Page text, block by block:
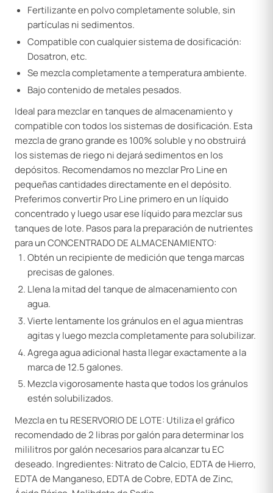
Fertilizante en polvo completamente soluble, sin
partículas ni sedimentos.
Compatible con cualquier sistema de dosificación:
Dosatron, etc.
Se mezcla completamente a temperatura ambiente.
Bajo contenido de metales pesados.
Ideal para mezclar en tanques de almacenamiento y
compatible con todos los sistemas de dosificación. Esta
mezcla de grano grande es 100% soluble y no obstruirá
los sistemas de riego ni dejará sedimentos en los
depósitos. Recomendamos no mezclar Pro Line en
pequeñas cantidades directamente en el depósito.
Preferimos convertir Pro Line primero en un líquido
concentrado y luego usar ese líquido para mezclar sus
tanques de lote. Pasos para la preparación de nutrientes
para un CONCENTRADO DE ALMACENAMIENTO:
Obtén un recipiente de medición que tenga marcas
precisas de galones.
Llena la mitad del tanque de almacenamiento con
agua.
Vierte lentamente los gránulos en el agua mientras
agitas y luego mezcla completamente para solubilizar.
Agrega agua adicional hasta llegar exactamente a la
marca de 12.5 galones.
Mezcla vigorosamente hasta que todos los gránulos
estén solubilizados.
Mezcla en tu RESERVORIO DE LOTE: Utiliza el gráfico
recomendado de 2 libras por galón para determinar los
mililitros por galón necesarios para alcanzar tu EC
deseado. Ingredientes: Nitrato de Calcio, EDTA de Hierro,
EDTA de Manganeso, EDTA de Cobre, EDTA de Zinc,